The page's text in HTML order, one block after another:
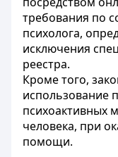
требования по
психолога,
исключения
реестра.
Кроме того,
использование
психоактивных
человека, при
помощи.